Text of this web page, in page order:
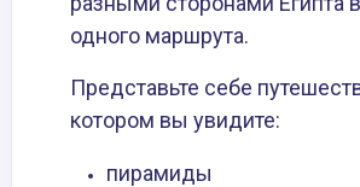
одного маршрута.
Представьте себе
котором вы увидите:
пирамиды